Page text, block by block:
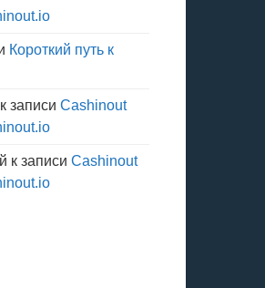
Короткий путь к
к записи Cashinout
к записи Cashinout